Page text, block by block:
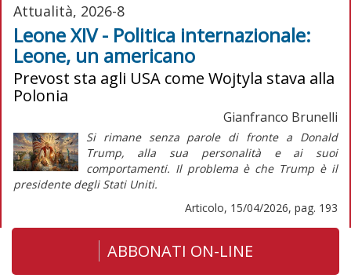
Attualità, 2026-8
Leone XIV - Politica internazionale:
Leone, un americano
Prevost sta agli USA come Wojtyla stava alla
Polonia
Gianfranco Brunelli
Si rimane senza parole di fronte a Donald
Trump, alla sua personalità e ai suoi
comportamenti. Il problema è che Trump è il
presidente degli Stati Uniti.
Articolo, 15/04/2026, pag. 193
ABBONATI ON-LINE